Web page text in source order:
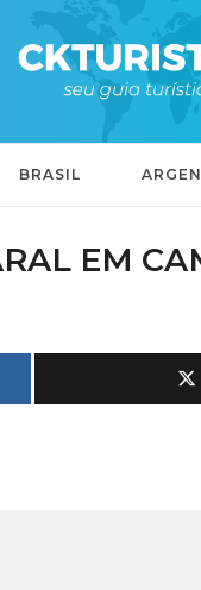
BRASIL
EM